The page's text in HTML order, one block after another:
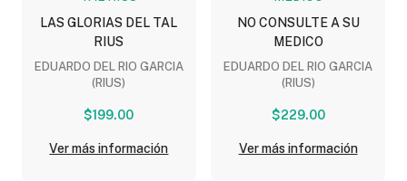
LAS GLORIAS DEL TAL
RIUS
EDUARDO DEL RIO GARCIA
(RIUS)
$199.00
Ver más información
NO CONSULTE A SU
MEDICO
EDUARDO DEL RIO GARCIA
(RIUS)
$229.00
Ver más información